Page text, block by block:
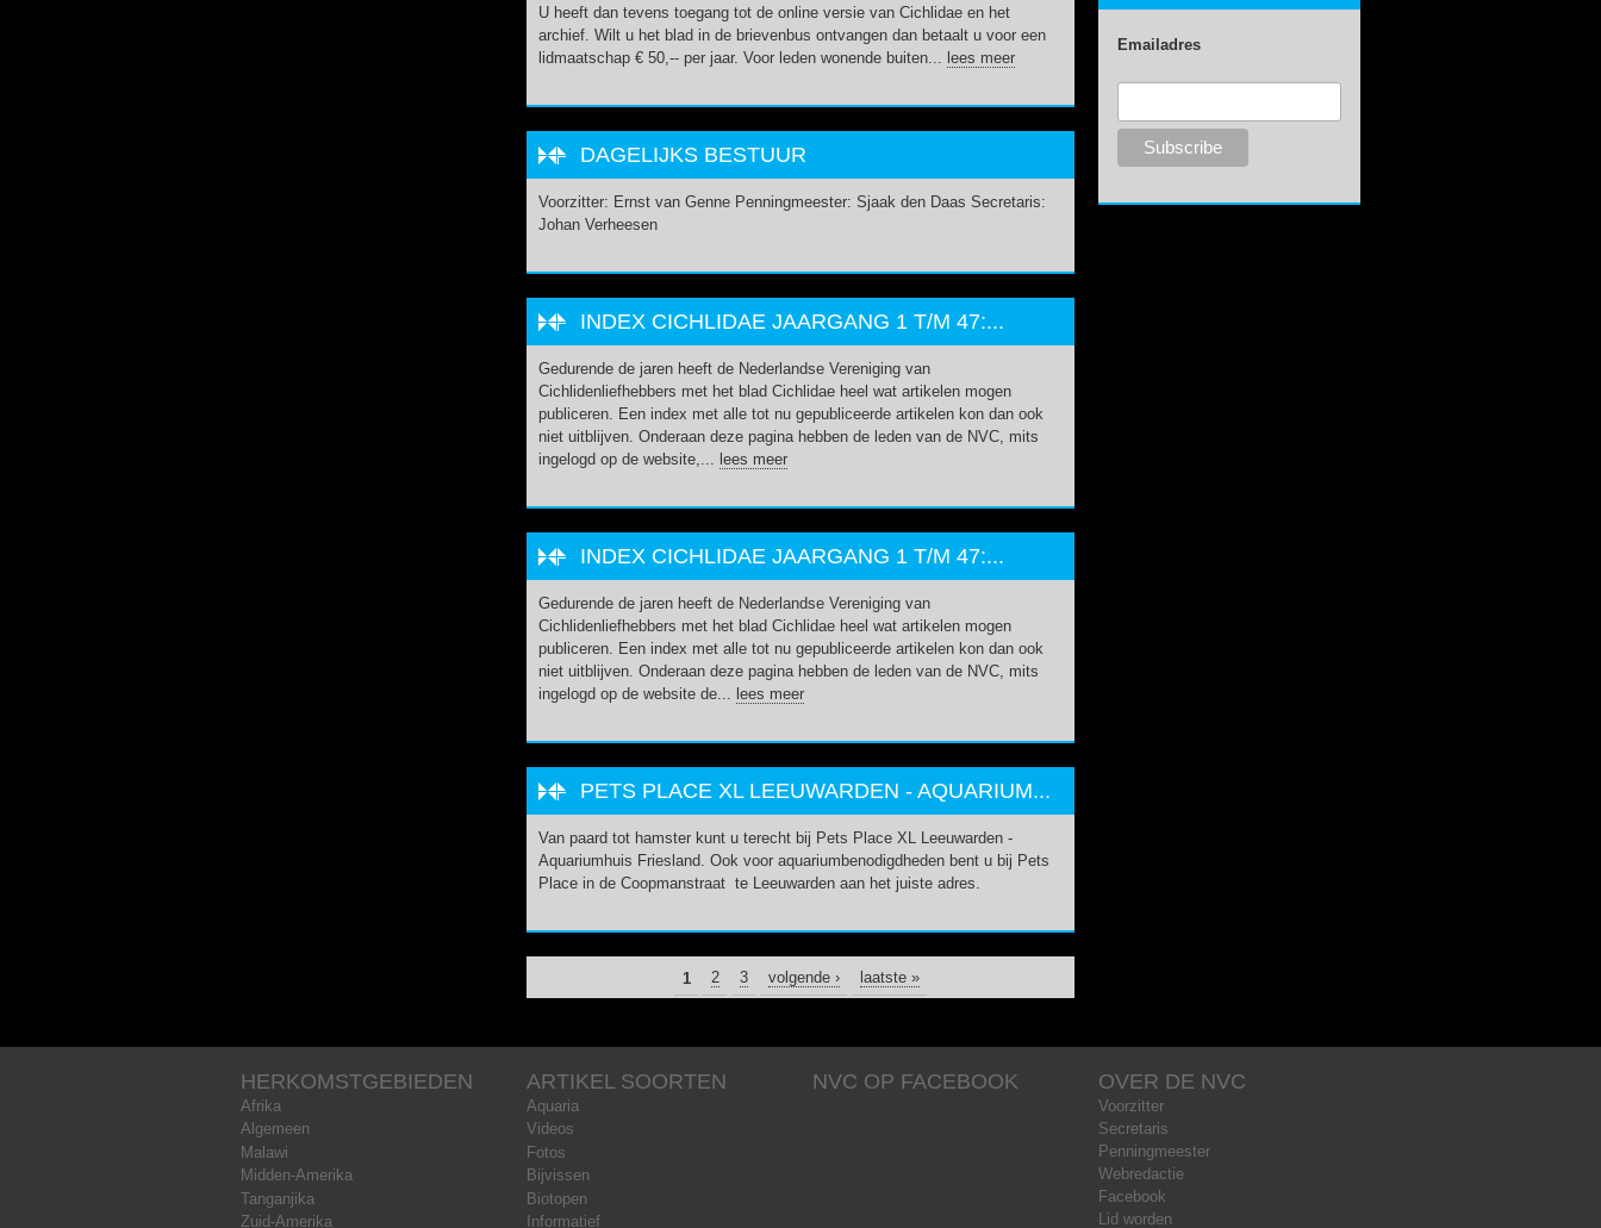
U heeft dan tevens toegang tot de online versie van Cichlidae en het
archief. Wilt u het blad in de brievenbus ontvangen dan betaalt u voor een
lidmaatschap € 50,-- per jaar. Voor leden wonende buiten... lees meer
DAGELIJKS BESTUUR
Voorzitter: Ernst van Genne Penningmeester: Sjaak den Daas Secretaris:
Johan Verheesen
INDEX CICHLIDAE JAARGANG 1 T/M 47:...
Gedurende de jaren heeft de Nederlandse Vereniging van
Cichlidenliefhebbers met het blad Cichlidae heel wat artikelen mogen
publiceren. Een index met alle tot nu gepubliceerde artikelen kon dan ook
niet uitblijven. Onderaan deze pagina hebben de leden van de NVC, mits
ingelogd op de website,... lees meer
INDEX CICHLIDAE JAARGANG 1 T/M 47:...
Gedurende de jaren heeft de Nederlandse Vereniging van
Cichlidenliefhebbers met het blad Cichlidae heel wat artikelen mogen
publiceren. Een index met alle tot nu gepubliceerde artikelen kon dan ook
niet uitblijven. Onderaan deze pagina hebben de leden van de NVC, mits
ingelogd op de website de... lees meer
PETS PLACE XL LEEUWARDEN - AQUARIUM...
Van paard tot hamster kunt u terecht bij Pets Place XL Leeuwarden -
Aquariumhuis Friesland. Ook voor aquariumbenodigdheden bent u bij Pets
Place in de Coopmanstraat te Leeuwarden aan het juiste adres.
1 2 3 volgende › laatste »
Emailadres
HERKOMSTGEBIEDEN
Afrika
Algemeen
Malawi
Midden-Amerika
Tanganjika
Zuid-Amerika
ARTIKEL SOORTEN
Aquaria
Videos
Fotos
Bijvissen
Biotopen
Informatief
NVC OP FACEBOOK OVER DE NVC
Voorzitter
Secretaris
Penningmeester
Webredactie
Facebook
Lid worden